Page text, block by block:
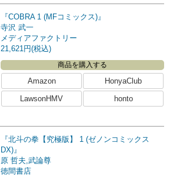
『COBRA 1 (MFコミックス)』
寺沢 武一
メディアファクトリー
21,621円(税込)
商品を購入する
Amazon
HonyaClub
LawsonHMV
honto
『北斗の拳【究極版】 1 (ゼノンコミックス
DX)』
原 哲夫,武論尊
徳間書店